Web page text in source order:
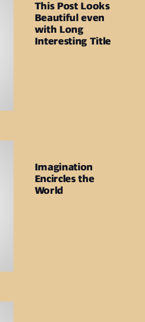
This Post Looks
Beautiful even
with Long
Interesting Title
Imagination
Encircles the
World